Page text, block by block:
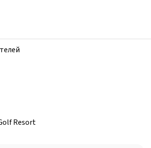
Resort